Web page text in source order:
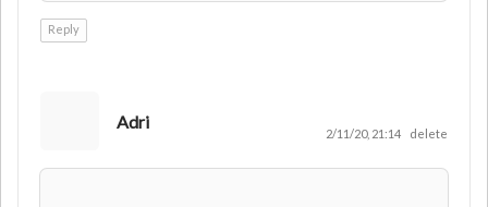
Reply
Adri
2/11/20, 21:14 delete